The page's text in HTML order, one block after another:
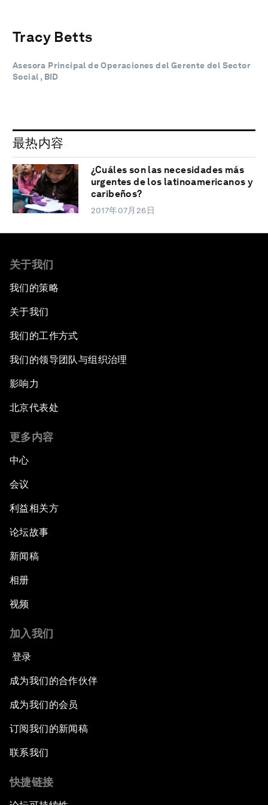
Tracy Betts
Asesora Principal de Operaciones del Gerente del Sector
Social , BID
最热内容
¿Cuáles son las necesidades más
urgentes de los latinoamericanos y
caribeños?
2017年07月26日
关于我们
我们的策略
关于我们
我们的工作方式
我们的领导团队与组织治理
影响力
北京代表处
更多内容
中心
会议
利益相关方
论坛故事
新闻稿
相册
视频
加入我们
登录
成为我们的合作伙伴
成为我们的会员
订阅我们的新闻稿
联系我们
快捷链接